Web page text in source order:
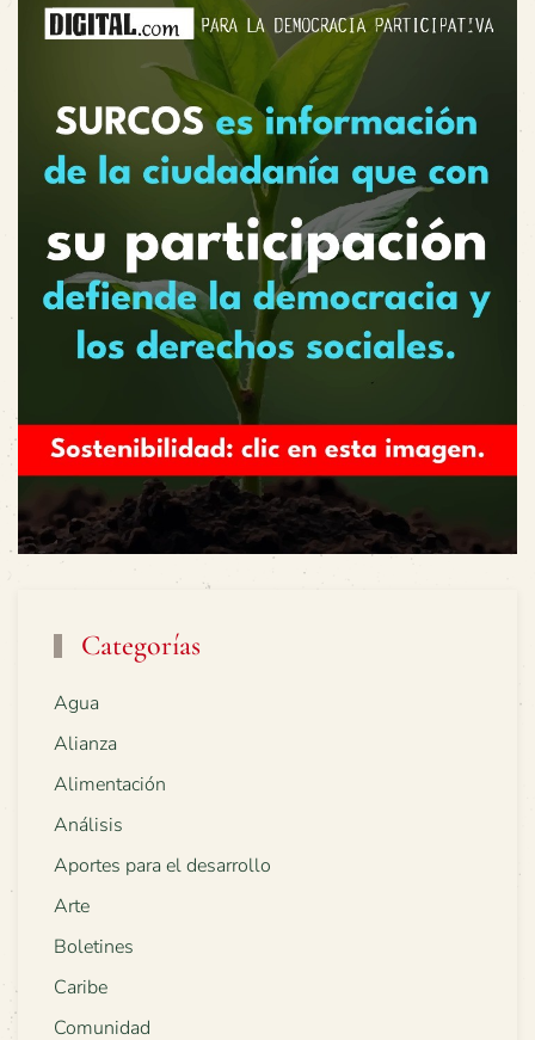
Categorías
Agua
Alianza
Alimentación
Análisis
Aportes para el desarrollo
Arte
Boletines
Caribe
Comunidad